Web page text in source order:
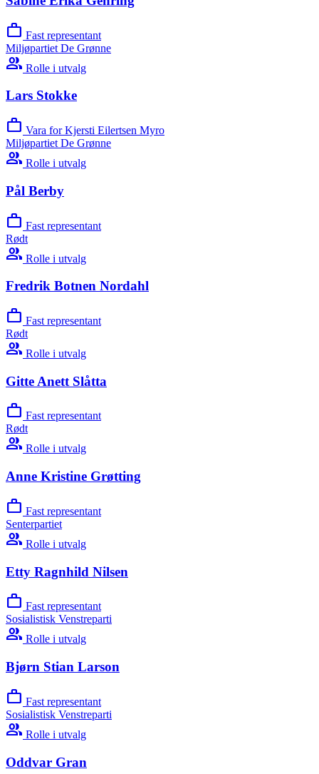
work Fast representant
Miljøpartiet De Grønne
group Rolle i utvalg
Lars Stokke
work Vara for Kjersti Eilertsen Myro
Miljøpartiet De Grønne
group Rolle i utvalg
Pål Berby
work Fast representant
Rødt
group Rolle i utvalg
Fredrik Botnen Nordahl
work Fast representant
Rødt
group Rolle i utvalg
Gitte Anett Slåtta
work Fast representant
Rødt
group Rolle i utvalg
Anne Kristine Grøtting
work Fast representant
Senterpartiet
group Rolle i utvalg
Etty Ragnhild Nilsen
work Fast representant
Sosialistisk Venstreparti
group Rolle i utvalg
Bjørn Stian Larson
work Fast representant
Sosialistisk Venstreparti
group Rolle i utvalg
Oddvar Gran